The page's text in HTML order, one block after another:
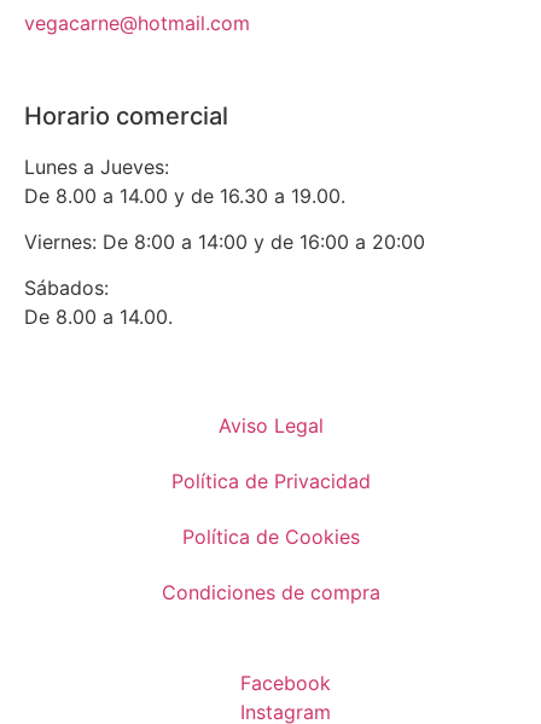
vegacarne@hotmail.com
Horario comercial
Lunes a Jueves:
De 8.00 a 14.00 y de 16.30 a 19.00.
Viernes: De 8:00 a 14:00 y de 16:00 a 20:00
Sábados:
De 8.00 a 14.00.
Aviso Legal
Política de Privacidad
Política de Cookies
Condiciones de compra
Facebook
Instagram